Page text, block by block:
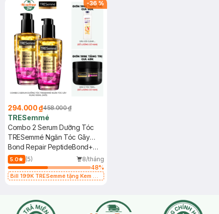
-36 %
294.000 ₫458.000 ₫
TRESemmé
Combo 2 Serum Dưỡng Tóc
TRESemmé Ngăn Tóc Gãy
Rụng 100ml (Mới)
Bond Repair PeptideBond+
Serum
5.0 (5)
8/tháng
48%
Bill 199K TRESemmé tặng Kem Ủ